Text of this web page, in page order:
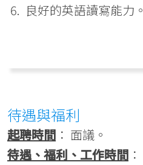
良好的英語讀寫能力。
待遇與福利
起聘時間 ： 面議。
待遇、福利、工作時間 ：